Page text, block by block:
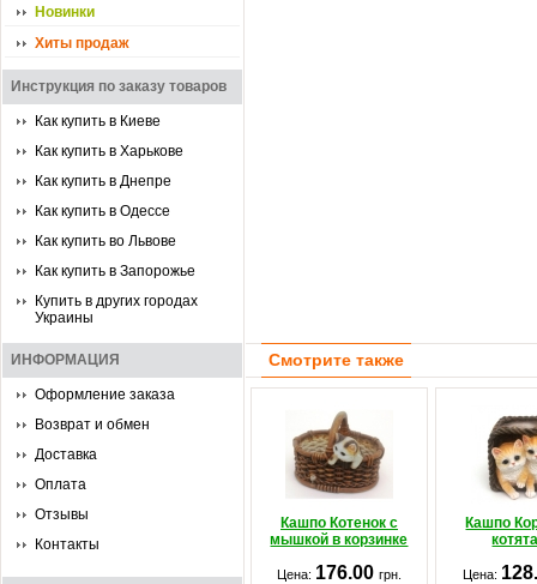
Новинки
Хиты продаж
Инструкция по заказу товаров
Как купить в Киеве
Как купить в Харькове
Как купить в Днепре
Как купить в Одессе
Как купить во Львове
Как купить в Запорожье
Купить в других городах
Украины
ИНФОРМАЦИЯ
Оформление заказа
Возврат и обмен
Доставка
Оплата
Отзывы
Контакты
Смотрите также
Кашпо Котенок с
мышкой в корзинке
Кашпо
Цена: 176.00 грн. Цена: